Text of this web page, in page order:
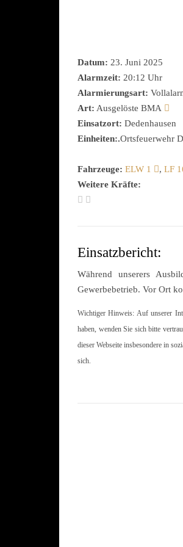
Datum: 23. Juni 2025
Alarmzeit: 20:12 Uhr
Alarmierungsart:
Art: Ausgelöste BMA
Einsatzort: Dedenhausen
Einheiten:.Ortsfeuerwehr
Fahrzeuge: ELW 1 , LF
Weitere Kräfte:
Einsatzbericht:
Während unserers
Gewerbebetrieb. Vor Ort
Wichtiger Hinweis: Auf unserer
haben, wenden Sie sich bitte
dieser Webseite insbesondere in
sich.